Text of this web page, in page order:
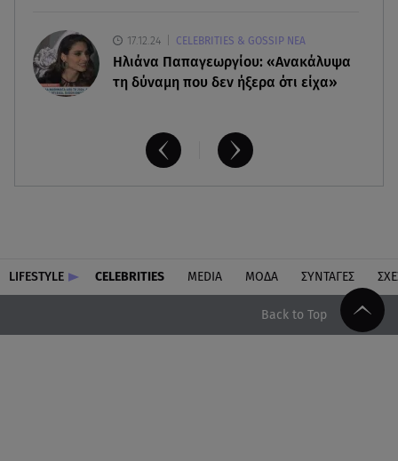
17.12.24 CELEBRITIES & GOSSIP ΝΕΑ
Ηλιάνα Παπαγεωργίου: «Ανακάλυψα
τη δύναμη που δεν ήξερα ότι είχα»
LIFESTYLE CELEBRITIES MEDIA ΜΟΔΑ ΣΥΝΤΑΓΕΣ
Back to Top